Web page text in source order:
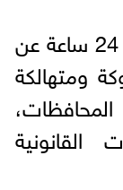
وأسفرت الحملات المرورية خلال 24 ساعة عن
ومتهالكة
القانونية